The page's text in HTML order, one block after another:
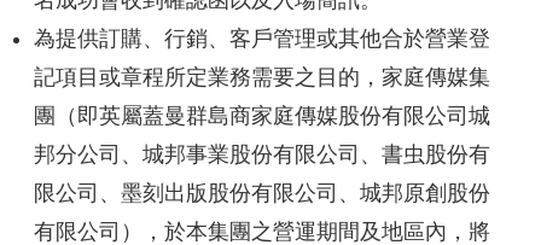
為提供訂購、行銷、客戶管理或其他合於營業登
記項目或章程所定業務需要之目的，家庭傳媒集
團（即英屬蓋曼群島商家庭傳媒股份有限公司城
邦分公司、城邦事業股份有限公司、書虫股份有
限公司、墨刻出版股份有限公司、城邦原創股份
有限公司），於本集團之營運期間及地區內，將